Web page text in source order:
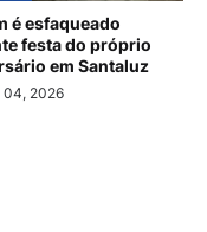
é esfaqueado
festa do próprio
em Santaluz
04, 2026